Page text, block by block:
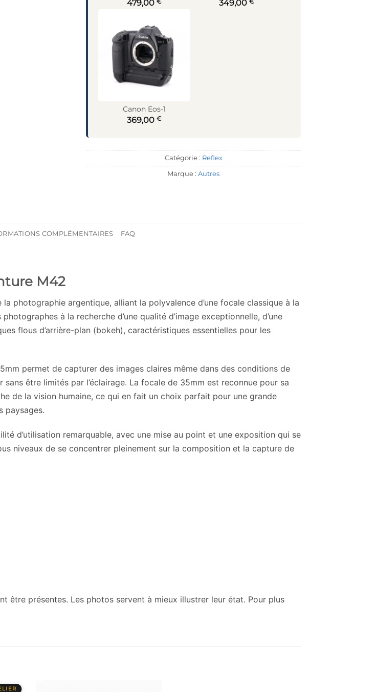
479,00 349,00
Canon Eos-1
369,00 €
Catégorie : Reflex
Marque : Autres
COMPLÉMENTAIRES FAQ
M42
photographie argentique, alliant la polyvalence d’une focale classique à la
à la recherche d’une qualité d’image exceptionnelle, d’une
flous d’arrière-plan (bokeh), caractéristiques essentielles pour les
permet de capturer des images claires même dans des conditions de
être limités par l’éclairage. La focale de 35mm est reconnue pour sa
de la vision humaine, ce qui en fait un choix parfait pour une grande
paysages.
d’utilisation remarquable, avec une mise au point et une exposition qui se
niveaux de se concentrer pleinement sur la composition et la capture de
être présentes. Les photos servent à mieux illustrer leur état. Pour plus